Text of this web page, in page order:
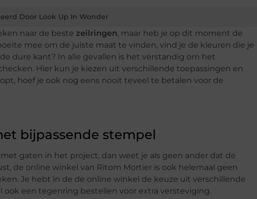
Door Look Up In Wonder
naar de beste zeilringen, maar heb je op dit moment de
mee om de juiste maat te vinden, vind je de kleuren die je
dure kant? In alle gevallen is het verstandig om het
Hier kun je kiezen uit verschillende toepassingen en
hoef je ook nog eens nooit teveel te betalen voor de
bijpassende stempel
gaten in het project, dan weet je als geen ander dat de
de online winkel van Ritom Mortier is ook helemaal geen
Je hebt in de de online winkel de keuze uit verschillende
een tegenring bestellen voor extra versteviging.